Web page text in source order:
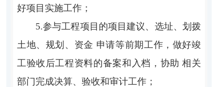
好项目实施工作；
5.参与工程项目的项目建议、选址、划拨
土地、规划、资金 申请等前期工作，做好竣
工验收后工程资料的备案和入档，协助 相关
部门完成决算、验收和审计工作；